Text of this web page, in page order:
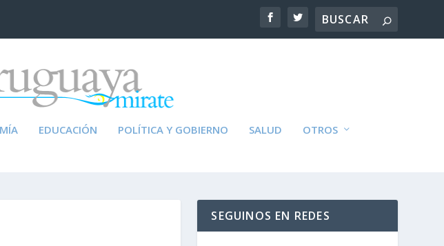
EDUCACIÓN POLÍTICA Y GOBIERNO SALUD OTROS
SEGUINOS EN REDES